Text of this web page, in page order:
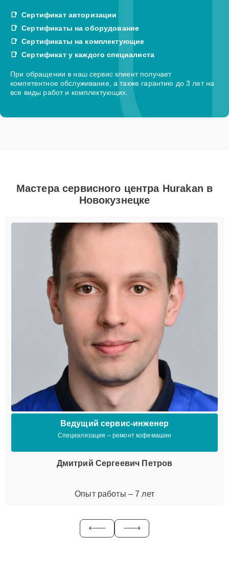
Сертификат авторизации
Сертификаты на оборудование
Сертификаты на комплектующие
Сертификат у каждого специалиста
При обращении в наш сервис клиент получает
компетентное обслуживание, а также гарантию до 3 лет на
все виды работ и комплектующих.
Мастера сервисного центра Hurakan в
Новокузнецке
Ведущий сервис-инженер
Специализация – ремонт кофемашин
Дмитрий Сергеевич Петров
Опыт работы – 7 лет